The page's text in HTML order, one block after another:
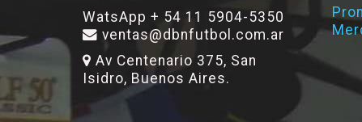
WatsApp + 54 11 5904-5350
ventas@dbnfutbol.com.ar
Av Centenario 375, San
Isidro, Buenos Aires.